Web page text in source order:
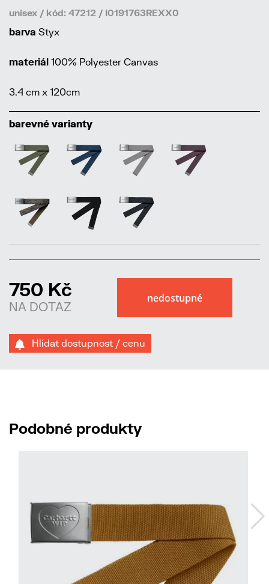
unisex / kód: 47212 / I0191763REXX0
barva Styx
materiál 100% Polyester Canvas
3.4 cm x 120cm
barevné varianty
750 Kč
NA DOTAZ
Hlídat dostupnost / cenu
Podobné produkty